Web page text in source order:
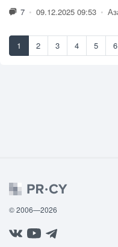
7 • 09.12.2025 09:53 •
1 2 3 4 5 6
© 2006—2026